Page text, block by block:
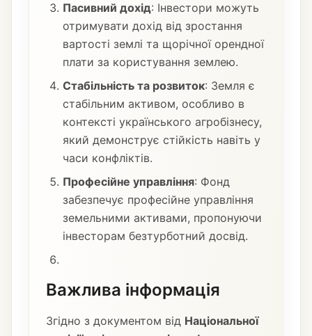
Пасивний дохід: Інвестори можуть
отримувати дохід від зростання
вартості землі та щорічної орендної
плати за користування землею.
Стабільність та розвиток: Земля є
стабільним активом, особливо в
контексті українського агробізнесу,
який демонструє стійкість навіть у
часи конфліктів.
Професійне управління: Фонд
забезпечує професійне управління
земельними активами, пропонуючи
інвесторам безтурботний досвід.
Важлива інформація
Згідно з документом від Національної